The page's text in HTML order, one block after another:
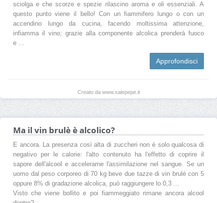
sciolga e che scorze e spezie rilascino aroma e oli essenziali. A
questo punto viene il bello! Con un fiammifero lungo o con un
accendino lungo da cucina, facendo moltissima attenzione,
infiamma il vino; grazie alla componente alcolica prenderà fuoco
e ...
Approfondisci
Creato da www.salepepe.it
Ma il vin brulè è alcolico?
E ancora. La presenza così alta di zuccheri non è solo qualcosa di
negativo per le calorie: l'alto contenuto ha l'effetto di coprire il
sapore dell'alcool e accelerarne l'assimilazione nel sangue. Se un
uomo dal peso corporeo di 70 kg beve due tazze di vin brulé con 5
oppure 8% di gradazione alcolica, può raggiungere lo 0,3 ...
Visto che viene bollito e poi fiammeggiato rimane ancora alcool